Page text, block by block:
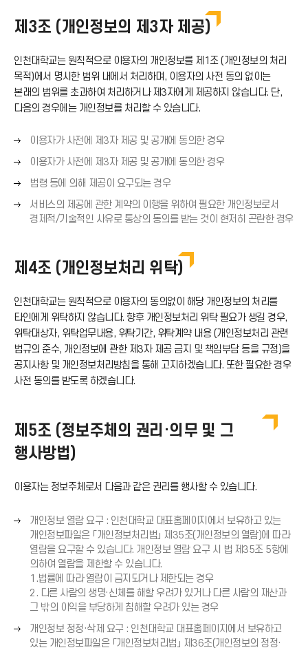
제3조 (개인정보의 제3자 제공)
인천대학교는 원칙적으로 이용자의 개인정보를 제1조 (개인정보의 처리
목적)에서 명시한 범위 내에서 처리하며, 이용자의 사전 동의 없이는
본래의 범위를 초과하여 처리하거나 제3자에게 제공하지 않습니다. 단,
다음의 경우에는 개인정보를 처리할 수 있습니다.
오
른
쪽
화
살
표
(
이용자가 사전에 제3자 제공 및 공개에 동의한 경우
오
른
쪽
화
살
→
이용자가 사전에 제3자 제공 및 공개에 동의한 경우
오
른
쪽
화
(
)
법령 등에 의해 제공이 요구되는 경우
오
른
살
표
→
)
서비스의 제공에 관한 계약의 이행을 위하여 필요한 개인정보로서
경제적/기술적인 사유로 통상의 동의를 받는 것이 현저히 곤란한 경우
제4조 (개인정보처리 위탁)
인천대학교는 원칙적으로 이용자의 동의없이 해당 개인정보의 처리를
타인에게 위탁하지 않습니다. 향후 개인정보처리 위탁 필요가 생길 경우,
위탁대상자, 위탁업무내용, 위탁기간, 위탁계약 내용 (개인정보처리 관련
법규의 준수, 개인정보에 관한 제3자 제공 금지 및 책임부담 등을 규정)을
공지사항 및 개인정보처리방침을 통해 고지하겠습니다. 또한 필요한 경우
사전 동의를 받도록 하겠습니다.
제5조 (정보주체의 권리·의무 및 그
행사방법)
이용자는 정보주체로서 다음과 같은 권리를 행사할 수 있습니다.
오
른
쪽
화
살
표
(
→
)
개인정보 열람 요구 : 인천대학교 대표홈페이지에서 보유하고 있는
개인정보파일은 「개인정보처리법」 제35조(개인정보의 열람)에 따라
열람을 요구할 수 있습니다. 개인정보 열람 요구 시 법 제35조 5항에
의하여 열람을 제한할 수 있습니다.
1.법률에 따라 열람이 금지되거나 제한되는 경우
2. 다른 사람의 생명·신체를 해할 우려가 있거나 다른 사람의 재산과
그 밖의 이익을 부당하게 침해할 우려가 있는 경우
오
른
개인정보 정정·삭제 요구 : 인천대학교 대표홈페이지에서 보유하고
있는 개인정보파일은 「개인정보처리법」 제36조(개인정보의 정정·